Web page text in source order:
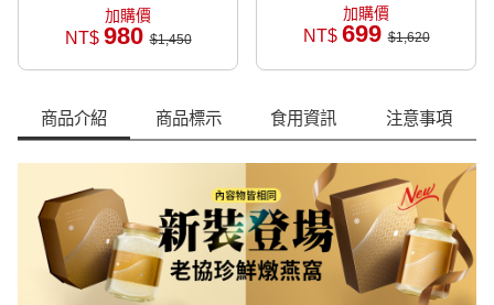
加購價
NT$ 980$1,450
加購價
NT$ 699$1,620
商品介紹 商品標示 食用資訊 注意事項